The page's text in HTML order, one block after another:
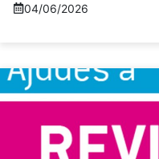
04/06/2026